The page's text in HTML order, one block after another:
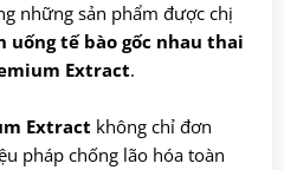
những sản phẩm được chị
uống tế bào gốc nhau thai
Extract.
Extract không chỉ đơn
pháp chống lão hóa toàn